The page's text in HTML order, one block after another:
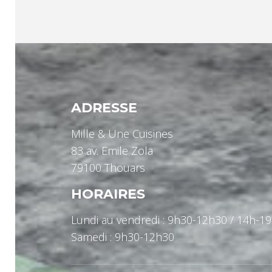
ADRESSE
Mille & Une Cuisines
83 av. Emile Zola
79100 Thouars
HORAIRES
Lundi au vendredi : 9h30-12h30 / 14h-
Samedi : 9h30-12h30